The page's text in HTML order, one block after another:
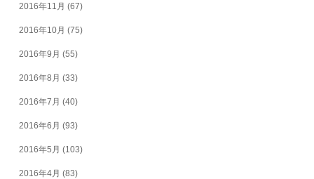
2016年11月 (67)
2016年10月 (75)
2016年9月 (55)
2016年8月 (33)
2016年7月 (40)
2016年6月 (93)
2016年5月 (103)
2016年4月 (83)